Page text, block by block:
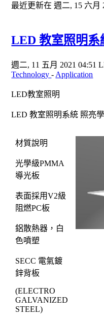
最近更新在 週二, 15 六月
LED 教室照明系
週二, 11 五月 2021 04:51
Technology- Application
LED教室照明
LED教室照明系統 照亮
材質說明
光學級PMMA
導光板
表面採用V2級
阻燃PC板
鋁散熱器，白
色噴塑
SECC 電氣鍍
鋅背板
(ELECTRO
GALVANIZED
STEEL)